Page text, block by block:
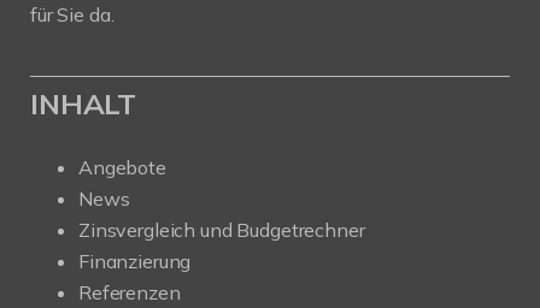
für Sie da.
INHALT
Angebote
News
Zinsvergleich und Budgetrechner
Finanzierung
Referenzen